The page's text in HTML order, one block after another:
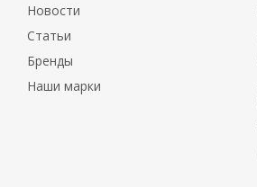
Новости
Статьи
Бренды
Наши марки